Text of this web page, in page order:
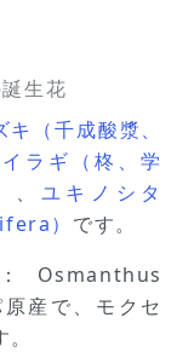
生花
（千成酸漿、
イラギ（柊、学
、 ユキノシタ
） です。
産で、モクセ